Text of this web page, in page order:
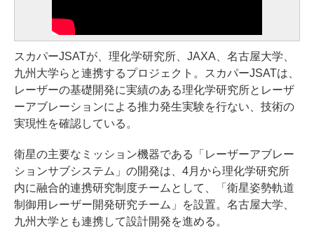
スカパーJSATが、理化学研究所、JAXA、名古屋大学、
九州大学らと連携するプロジェクト。スカパーJSATは、
レーザーの基礎開発に実績のある理化学研究所とレーザ
ーアブレーションによる推力発生実験を行ない、技術の
実現性を確認している。
衛星の主要なミッション機器である「レーザーアブレー
ションサブシステム」の開発は、4月から理化学研究所
内に融合的連携研究制度チームとして、「衛星姿勢軌道
制御用レーザー開発研究チーム」を設置。名古屋大学、
九州大学とも連携して設計開発を進める。